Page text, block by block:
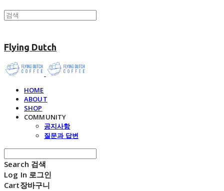
Flying Dutch
HOME
ABOUT
SHOP
COMMUNITY
공지사항
질문과 답변
Search 검색
Log In 로그인
Cart장바구니